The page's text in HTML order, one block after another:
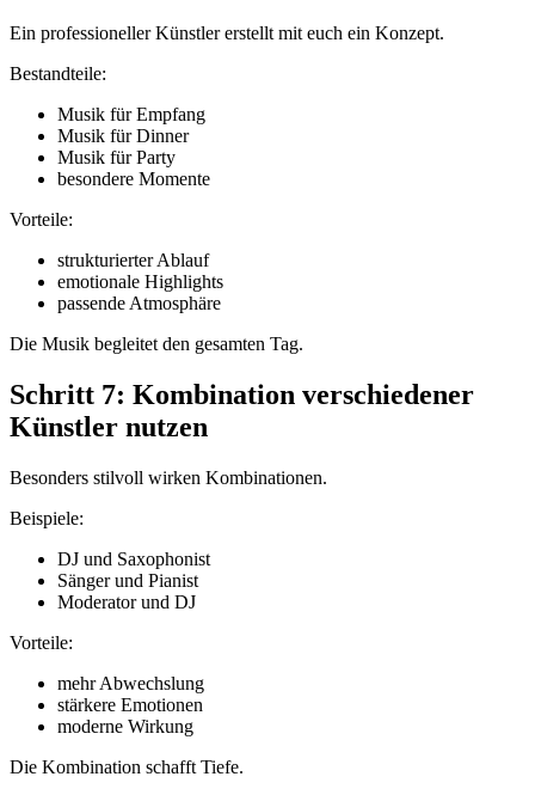
Ein professioneller Künstler erstellt mit euch ein Konzept.
Bestandteile:
Musik für Empfang
Musik für Dinner
Musik für Party
besondere Momente
Vorteile:
strukturierter Ablauf
emotionale Highlights
passende Atmosphäre
Die Musik begleitet den gesamten Tag.
Schritt 7: Kombination verschiedener
Künstler nutzen
Besonders stilvoll wirken Kombinationen.
Beispiele:
DJ und Saxophonist
Sänger und Pianist
Moderator und DJ
Vorteile:
mehr Abwechslung
stärkere Emotionen
moderne Wirkung
Die Kombination schafft Tiefe.